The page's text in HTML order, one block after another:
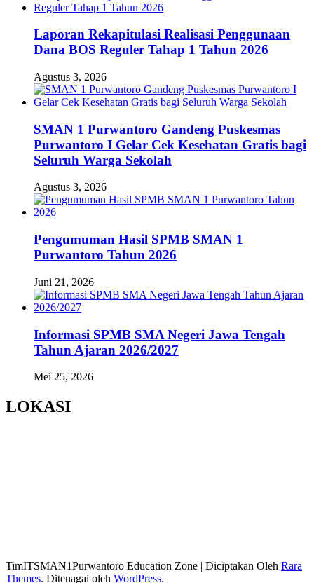
Laporan Rekapitulasi Realisasi Penggunaan
Dana BOS Reguler Tahap 1 Tahun 2026
Agustus 3, 2026
SMAN 1 Purwantoro Gandeng Puskesmas
Purwantoro I Gelar Cek Kesehatan Gratis bagi
Seluruh Warga Sekolah
Agustus 3, 2026
Pengumuman Hasil SPMB SMAN 1
Purwantoro Tahun 2026
Juni 21, 2026
Informasi SPMB SMA Negeri Jawa Tengah
Tahun Ajaran 2026/2027
Mei 25, 2026
LOKASI
TimITSMAN1Purwantoro Education Zone | Diciptakan Oleh Rara
Themes. Ditenagai oleh WordPress.